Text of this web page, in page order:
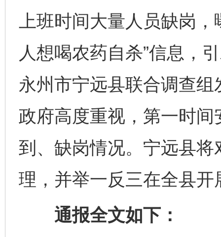
上班时间大量人员缺岗
人想喝农药自杀”信息，
永州市宁远县联合调查
政府高度重视，第一时
到、缺岗情况。宁远县
理，并举一反三在全县开
通报全文如下：